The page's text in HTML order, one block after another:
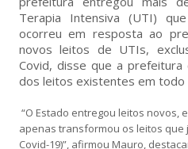
Terapia Intensiva (UTI)
ocorreu em resposta ao
novos leitos de UTIs,
Covid, disse que a prefeitura
dos leitos existentes em todo
“O Estado entregou leitos novos,
apenas transformou os leitos
Covid-19)”, afirmou Mauro,